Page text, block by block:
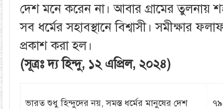
দেশ মনে করেন না। আবার গ্রামের তুলনায়
সব ধর্মের সহাবস্থানে বিশ্বাসী। সমীক্ষার
প্রকাশ করা হল।
(সূত্রঃ দ্য হিন্দু, ১২ এপ্রিল, ২০২৪)
ভারত শুধু হিন্দুদের নয়, সমস্ত ধর্মের মানুষের দেশ